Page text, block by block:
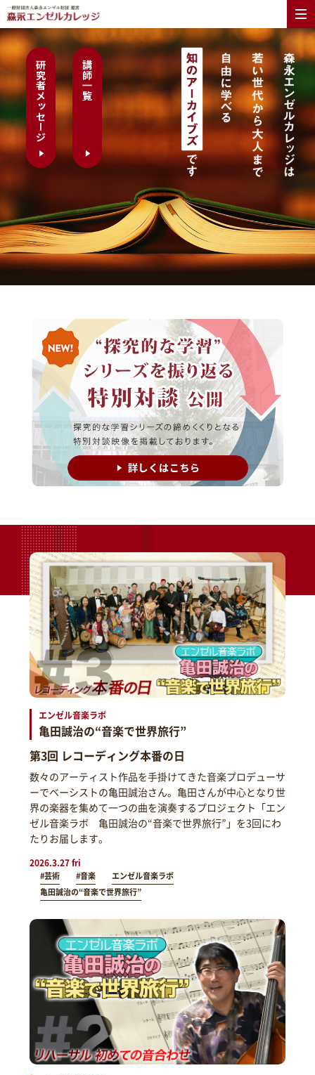
エンゼル音楽ラボ
亀田誠治の“音楽で世界旅行”
第3回 レコーディング本番の日
数々のアーティスト作品を手掛けてきた音楽プロデューサ
ーでベーシストの亀田誠治さん。亀田さんが中心となり世
界の楽器を集めて一つの曲を演奏するプロジェクト「エン
ゼル音楽ラボ 亀田誠治の“音楽で世界旅行”」を3回にわ
たりお届します。
2026.3.27 fri
#芸術 #音楽
エンゼル音楽ラボ
亀田誠治の“音楽で世界旅行”